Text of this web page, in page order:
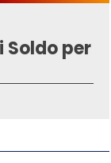
Soldo per